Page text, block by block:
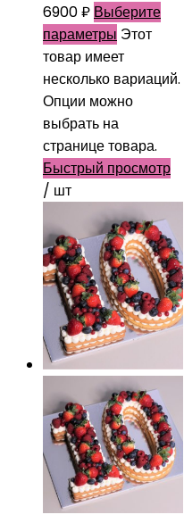
6900₽ Выберите
параметры Этот
товар имеет
несколько вариаций.
Опции можно
выбрать на
странице товара.
Быстрый просмотр
/ шт